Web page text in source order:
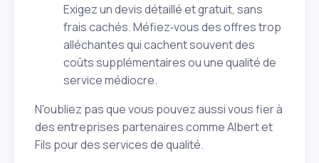
Exigez un devis détaillé et gratuit, sans
frais cachés. Méfiez‑vous des offres trop
alléchantes qui cachent souvent des
coûts supplémentaires ou une qualité de
service médiocre.
N'oubliez pas que vous pouvez aussi vous fier à
des entreprises partenaires comme Albert et
Fils pour des services de qualité.